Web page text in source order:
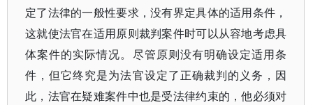
定了法律的一般性要求，没有界定具体的适用条件，
这就使法官在适用原则裁判案件时可以从容地考虑具
体案件的实际情况。尽管原则没有明确设定适用条
件，但它终究是为法官设定了正确裁判的义务，因
此，法官在疑难案件中也是受法律约束的，他必须对